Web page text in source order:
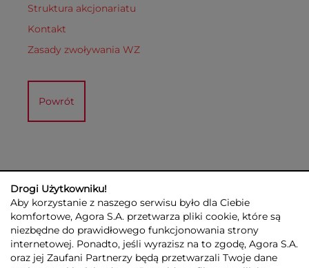
Struktura akcjonariatu
Kontakt
Zasady zwoływania WZ
Powrót
GRUPA AGORA DLA INWESTORÓW DLA MEDIÓW
REKLAMA
ESG
KONTAKT
Drogi Użytkowniku!
Aby korzystanie z naszego serwisu było dla Ciebie
komfortowe, Agora S.A. przetwarza pliki cookie, które są
niezbędne do prawidłowego funkcjonowania strony
internetowej. Ponadto, jeśli wyrazisz na to zgodę, Agora S.A.
oraz jej Zaufani Partnerzy będą przetwarzali Twoje dane